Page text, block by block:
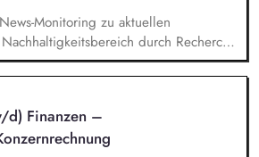
Monitoring zu aktuellen
durch Recherche
Du unterstützt bei der Planung
Nachhaltigkeitsprojekten und -
Du übernimmst
Themenfeldern, u.a.
Mobilität, Soziale Nachhaltigkeit,
d) Finanzen –